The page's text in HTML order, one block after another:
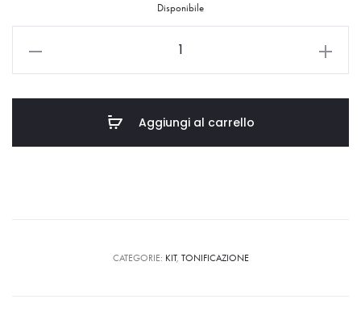
Disponibile
Aggiungi al carrello
CATEGORIE: KIT, TONIFICAZIONE